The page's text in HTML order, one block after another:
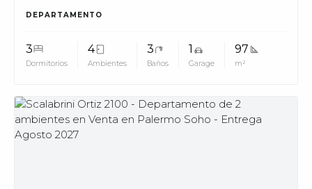
DEPARTAMENTO
3
Dormitorios
4
Ambientes
3
Baños
1
Garage
97
m²
MUV